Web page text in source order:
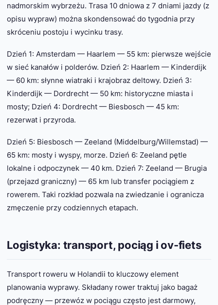
nadmorskim wybrzeżu. Trasa 10 dniowa z 7 dniami jazdy (z
opisu wypraw) można skondensować do tygodnia przy
skróceniu postoju i wycinku trasy.
Dzień 1: Amsterdam — Haarlem — 55 km: pierwsze wejście
w sieć kanałów i polderów. Dzień 2: Haarlem — Kinderdijk
— 60 km: słynne wiatraki i krajobraz deltowy. Dzień 3:
Kinderdijk — Dordrecht — 50 km: historyczne miasta i
mosty; Dzień 4: Dordrecht — Biesbosch — 45 km:
rezerwat i przyroda.
Dzień 5: Biesbosch — Zeeland (Middelburg/Willemstad) —
65 km: mosty i wyspy, morze. Dzień 6: Zeeland pętle
lokalne i odpoczynek — 40 km. Dzień 7: Zeeland — Brugia
(przejazd graniczny) — 65 km lub transfer pociągiem z
rowerem. Taki rozkład pozwala na zwiedzanie i ogranicza
zmęczenie przy codziennych etapach.
Logistyka: transport, pociąg i ov-fiets
Transport roweru w Holandii to kluczowy element
planowania wyprawy. Składany rower traktuj jako bagaż
podręczny — przewóz w pociągu często jest darmowy,